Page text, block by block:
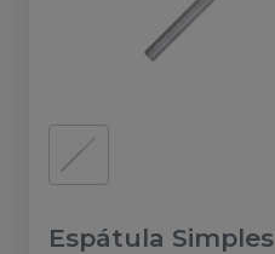
Espátula Simples